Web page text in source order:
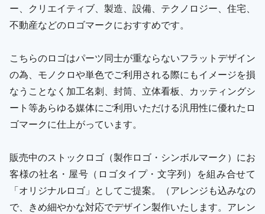
ー、クリエイティブ、製造、設備、テクノロジー、住宅、
不動産などのロゴマークにおすすめです。
こちらのロゴはパーツ同士が重ならないフラットデザイン
の為、モノクロや単色でご利用される際にもイメージを損
なうことなく加工名刺、封筒、立体看板、カッティングシ
ート等あらゆる媒体にご利用いただける汎用性に優れたロ
ゴマークに仕上がっています。
販売中のストックロゴ（製作ロゴ・シンボルマーク）にお
客様の社名・屋号（ロゴタイプ・文字列）を組み合せて
「オリジナルロゴ」としてご提案。（アレンジも込みなの
で、きめ細やかな対応でデザイン製作いたします。アレン